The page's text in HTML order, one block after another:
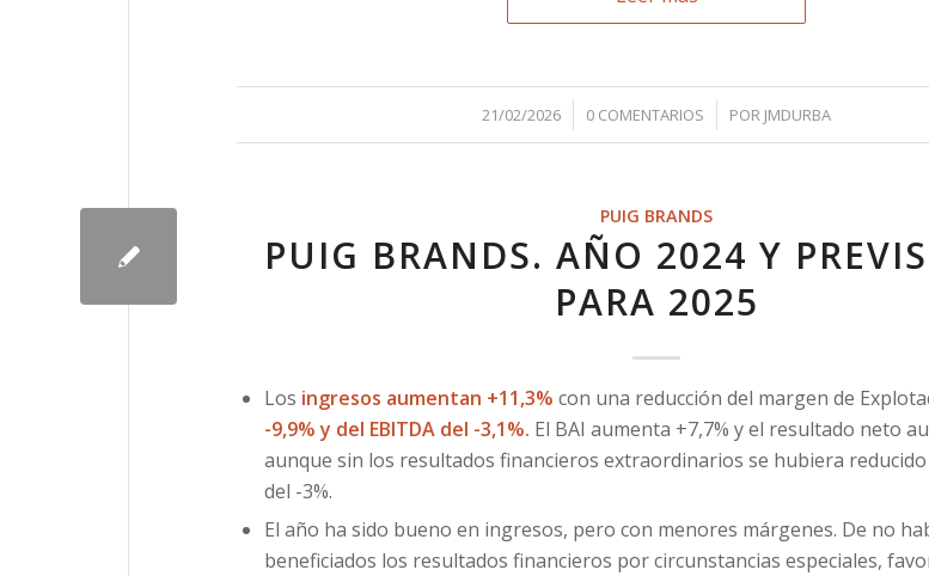
21/02/2026
/ 0 COMENTARIOS
/ POR JMDURBA
PUIG BRANDS
PUIG BRANDS. AÑO 2024 Y
PARA 2025
Los ingresos aumentan +11,3% con una reducción del margen de
-9,9% y del EBITDA del -3,1%. El BAI aumenta +7,7% y el resultado neto
aunque sin los resultados financieros extraordinarios se hubiera
del -3%.
El año ha sido bueno en ingresos, pero con menores márgenes. De no
beneficiados los resultados financieros por circunstancias especiales,